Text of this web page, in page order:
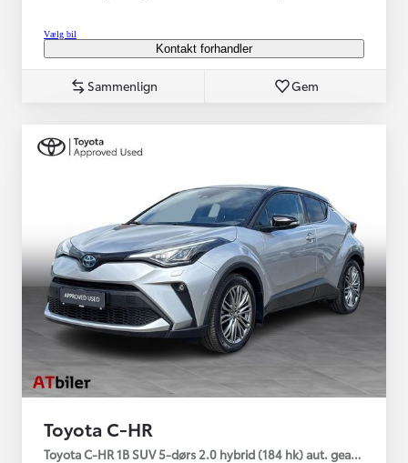
Vælg bil
Kontakt forhandler
Sammenlign Gem
Toyota C-HR
Toyota C-HR 1B SUV 5-dørs 2.0 hybrid (184 hk) aut. gear C-HIC